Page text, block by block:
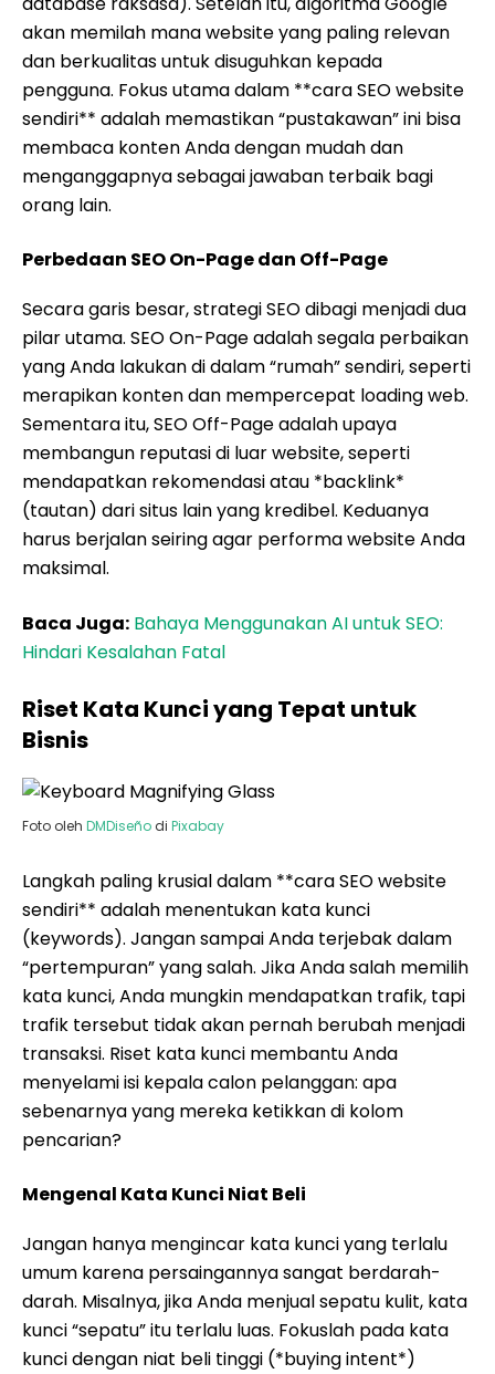
akan memilah mana website yang paling relevan
dan berkualitas untuk disuguhkan kepada
pengguna. Fokus utama dalam **cara SEO website
sendiri** adalah memastikan “pustakawan” ini bisa
membaca konten Anda dengan mudah dan
menganggapnya sebagai jawaban terbaik bagi
orang lain.
Perbedaan SEO On-Page dan Off-Page
Secara garis besar, strategi SEO dibagi menjadi dua
pilar utama. SEO On-Page adalah segala perbaikan
yang Anda lakukan di dalam “rumah” sendiri, seperti
merapikan konten dan mempercepat loading web.
Sementara itu, SEO Off-Page adalah upaya
membangun reputasi di luar website, seperti
mendapatkan rekomendasi atau *backlink*
(tautan) dari situs lain yang kredibel. Keduanya
harus berjalan seiring agar performa website Anda
maksimal.
Baca Juga: Bahaya Menggunakan AI untuk SEO:
Hindari Kesalahan Fatal
Riset Kata Kunci yang Tepat untuk
Bisnis
Foto oleh DMDiseño di Pixabay
Langkah paling krusial dalam **cara SEO website
sendiri** adalah menentukan kata kunci
(keywords). Jangan sampai Anda terjebak dalam
“pertempuran” yang salah. Jika Anda salah memilih
kata kunci, Anda mungkin mendapatkan trafik, tapi
trafik tersebut tidak akan pernah berubah menjadi
transaksi. Riset kata kunci membantu Anda
menyelami isi kepala calon pelanggan: apa
sebenarnya yang mereka ketikkan di kolom
pencarian?
Mengenal Kata Kunci Niat Beli
Jangan hanya mengincar kata kunci yang terlalu
umum karena persaingannya sangat berdarah-
darah. Misalnya, jika Anda menjual sepatu kulit, kata
kunci “sepatu” itu terlalu luas. Fokuslah pada kata
kunci dengan niat beli tinggi (*buying intent*)